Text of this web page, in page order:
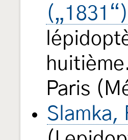
Paris
Slamka,